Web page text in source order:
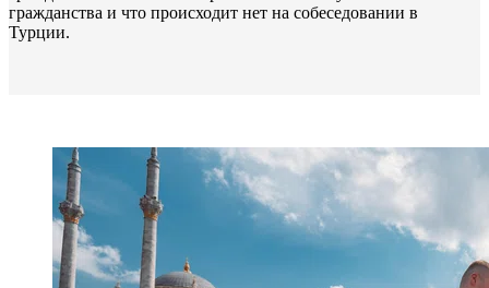
гражданства и что происходит нет на собеседовании в
Турции.